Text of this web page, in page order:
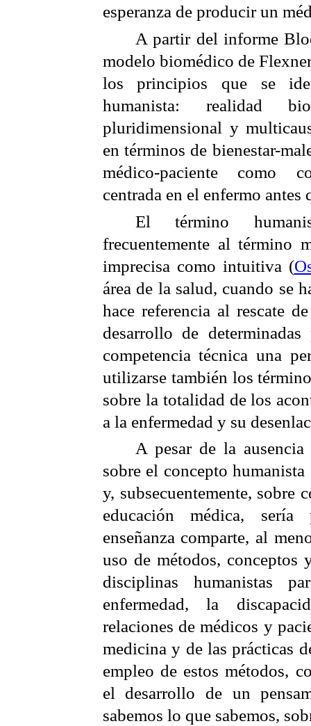
esperanza de producir un
A partir del informe
modelo biomédico de
los principios que se
humanista: realidad
pluridimensional y
en términos de bienestar-
médico-paciente como
centrada en el enfermo antes
El término
frecuentemente al término
imprecisa como intuitiva (
área de la salud, cuando se
hace referencia al rescate
desarrollo de
competencia técnica una
utilizarse también los
sobre la totalidad de los
a la enfermedad y su
A pesar de la
sobre el concepto
y, subsecuentemente, sobre
educación médica,
enseñanza comparte, al
uso de métodos, conceptos
disciplinas humanistas
enfermedad, la
relaciones de médicos y
medicina y de las prácticas
empleo de estos métodos,
el desarrollo de un
sabemos lo que sabemos,